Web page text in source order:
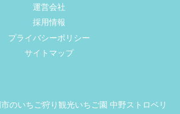
運営会社
採用情報
プライバシーポリシー
サイトマップ
のいちご狩り観光いちご園 中野ストロベリ